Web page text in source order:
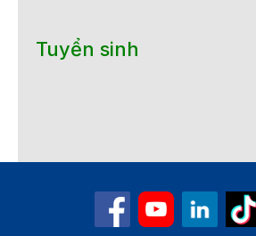
Tuyển sinh